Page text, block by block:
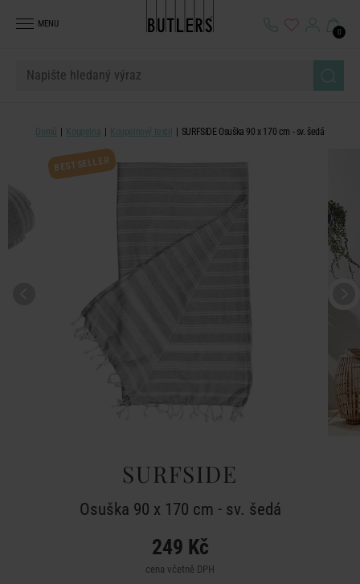
MENU
0
Domů Koupelna Koupelnový textil SURFSIDE Osuška 90 x 170 cm - sv. šedá
BESTSELLER
SURFSIDE
Osuška 90 x 170 cm - sv. šedá
249 Kč
cena včetně DPH